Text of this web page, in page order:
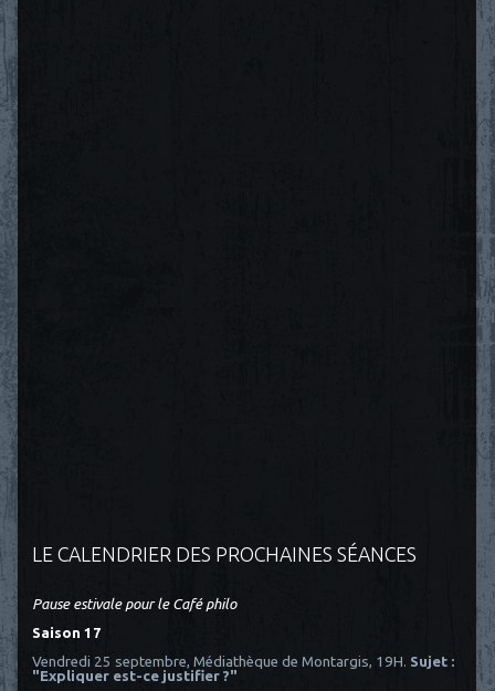
LE CALENDRIER DES PROCHAINES SÉANCES
Pause estivale pour le Café philo
Saison 17
Vendredi 25 septembre, Médiathèque de Montargis, 19H. Sujet :
"Expliquer est-ce justifier ?"